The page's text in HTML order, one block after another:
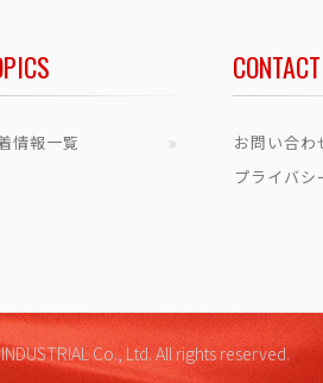
情報一覧
CONTACT
お問い合わ
プライバシ
Co., Ltd. All rights reserved.